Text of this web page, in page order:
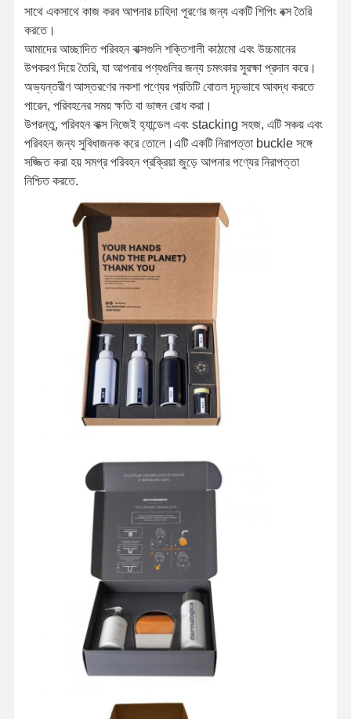
আমাদের সম্পর্কে
সাথে একসাথে কাজ করব আপনার চাহিদা পূরণের জন্য একটি শিপিং বক্স তৈরি
করতে।
আমাদের আচ্ছাদিত পরিবহন বাক্সগুলি শক্তিশালী কাঠামো এবং উচ্চমানের
উপকরণ দিয়ে তৈরি, যা আপনার পণ্যগুলির জন্য চমৎকার সুরক্ষা প্রদান করে।
অভ্যন্তরীণ আস্তরণের নকশা পণ্যের প্রতিটি বোতল দৃঢ়ভাবে আবদ্ধ করতে
পারেন, পরিবহনের সময় ক্ষতি বা ভাঙ্গন রোধ করা।
উপরন্তু, পরিবহন বাক্স নিজেই হ্যান্ডেল এবং stacking সহজ, এটি সঞ্চয় এবং
পরিবহন জন্য সুবিধাজনক করে তোলে।এটি একটি নিরাপত্তা buckle সঙ্গে
সজ্জিত করা হয় সমগ্র পরিবহন প্রক্রিয়া জুড়ে আপনার পণ্যের নিরাপত্তা
নিশ্চিত করতে.